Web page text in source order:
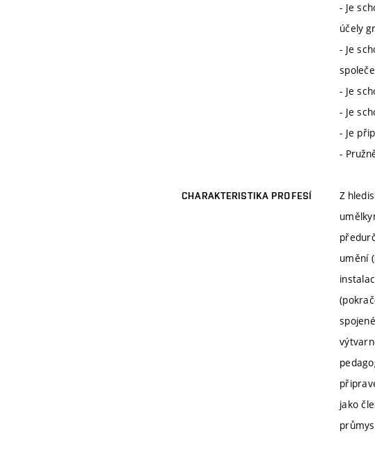
- Je
účely
- Je
- Je
- Je
- Je
-
CHARAKTERISTIKA PROFESÍ
Z
umění
jako